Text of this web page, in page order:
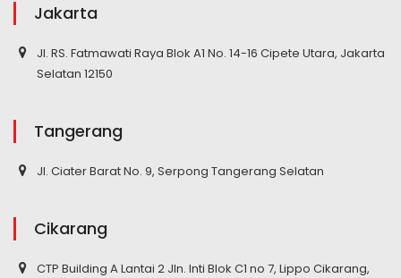
Jakarta
Jl. RS. Fatmawati Raya Blok A1 No. 14-16 Cipete Utara, Jakarta
Selatan 12150
Tangerang
Jl. Ciater Barat No. 9, Serpong Tangerang Selatan
Cikarang
CTP Building A Lantai 2 Jln. Inti Blok C1 no 7, Lippo Cikarang,